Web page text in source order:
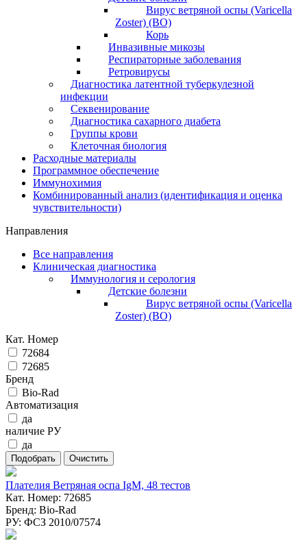
Вирус ветряной оспы (Varicella
Zoster) (ВО)
Корь
Инвазивные микозы
Респираторные заболевания
Ретровирусы
Диагностика латентной туберкулезной
инфекции
Секвенирование
Диагностика сахарного диабета
Группы крови
Клеточная биология
Расходные материалы
Программное обеспечение
Иммунохимия
Комбинированный анализ (идентификация и оценка
чувствительности)
Направления
Все направления
Клиническая диагностика
Иммунология и серология
Детские болезни
Вирус ветряной оспы (Varicella
Zoster) (ВО)
Кат. Номер
72684
72685
Бренд
Bio-Rad
Автоматизация
да
наличие РУ
да
Плателия Ветряная оспа IgM, 48 тестов
Кат. Номер: 72685
Бренд: Bio-Rad
РУ: ФСЗ 2010/07574